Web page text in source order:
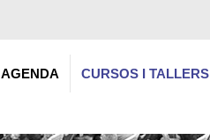
AGENDA CURSOS I TALLERS